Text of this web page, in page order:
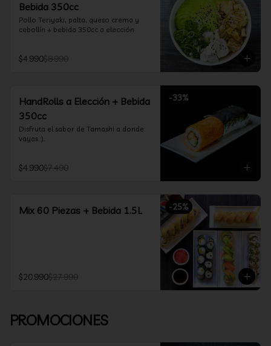
Bebida 350cc
Pollo Teriyaki, palta, queso crema y
cebollín + bebida 350cc a elección
$4.990$8.990
-33%
HandRolls a Elección + Bebida
350cc
Disfruta el sabor de Tamashi a donde
vayas :).
$4.990$7.490
-25%
Mix 60 Piezas + Bebida 1.5L
$20.990$27.990
PROMOCIONES